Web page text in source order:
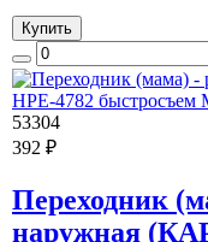
Купить
53304
392 ₽
Переходник
наружная